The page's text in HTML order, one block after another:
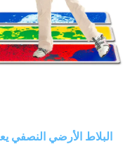
البلاط الأرضي النصفي